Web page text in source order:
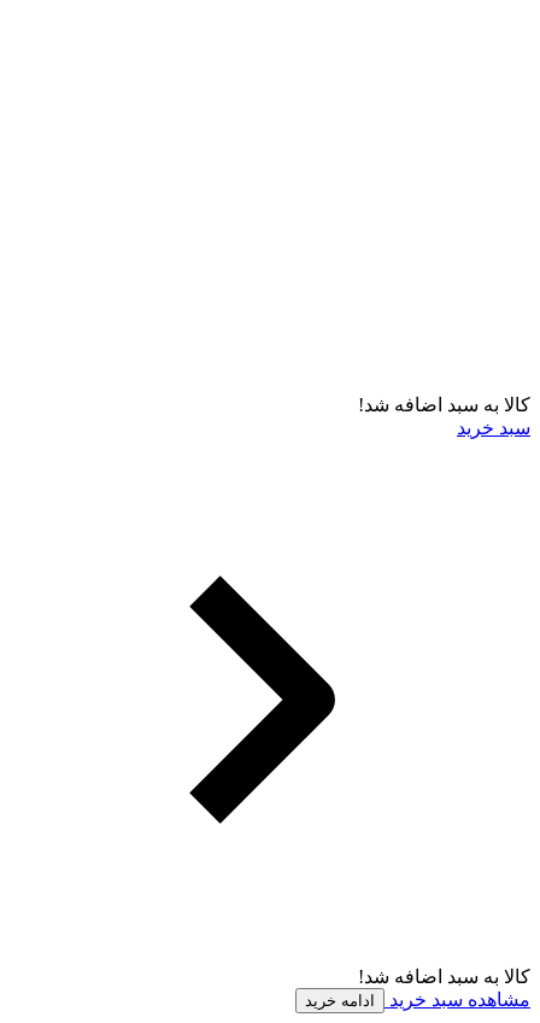
کالا به سبد اضافه شد!
سبد خرید
کالا به سبد اضافه شد!
مشاهده سبد خرید
ادامه خرید